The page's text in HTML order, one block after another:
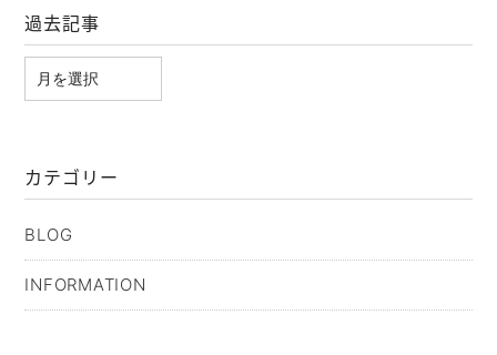
過去記事
カテゴリー
BLOG
INFORMATION